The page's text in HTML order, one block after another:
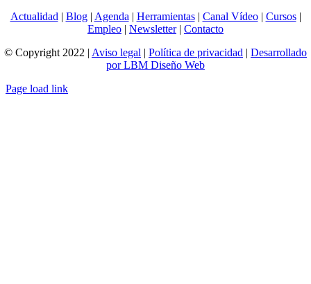
Actualidad | Blog| Agenda | Herramientas| Canal Vídeo| Cursos|
Empleo | Newsletter| Contacto
© Copyright 2022 | Aviso legal | Política de privacidad | Desarrollado
por LBM Diseño Web
Page load link